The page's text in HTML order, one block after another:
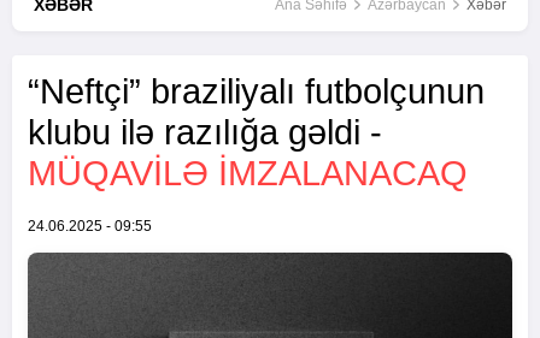
XƏBƏR Ana Səhifə Azərbaycan Xəbər
“Neftçi” braziliyalı futbolçunun
klubu ilə razılığa gəldi -
MÜQAVILƏ IMZALANACAQ
24.06.2025 - 09:55